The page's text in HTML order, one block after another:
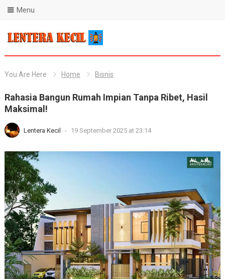
Blog Lentera Kecil
Menu
You Are Here Home Bisnis
Rahasia Bangun Rumah Impian Tanpa Ribet, Hasil
Maksimal!
Lentera Kecil - 19 September 2025 at 23:14